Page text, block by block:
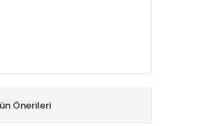
Önerileri